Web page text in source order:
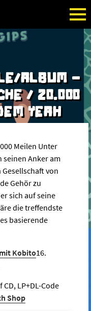
ALBUM -
/ 20.000
YEAH
seinen Anker am
von
Gehör zu
sich auf seine
die treffendste
basierende
Kobito16.
LP+DL-Code
Shop